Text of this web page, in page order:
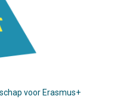
voor Erasmus+